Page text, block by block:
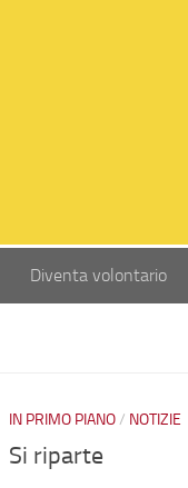
Diventa volontario
IN PRIMO PIANO/ NOTIZIE
Si riparte